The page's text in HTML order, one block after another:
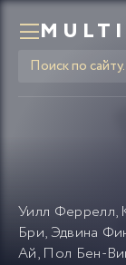
MULTI
Уилл Феррелл,
Бри, Эдвина
Ай, Пол Бен-